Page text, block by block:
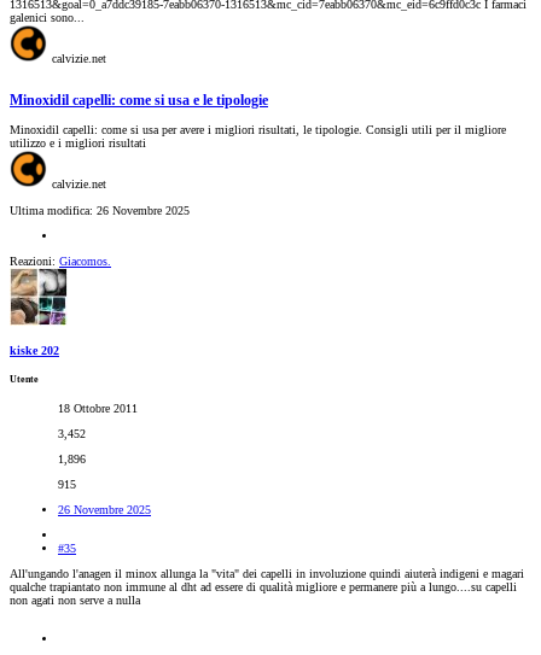
1316513&goal=0_a7ddc39185-7eabb06370-1316513&mc_cid=7eabb06370&mc_eid=6c9ffd0c3c I farmaci
galenici sono...
calvizie.net
Minoxidil capelli: come si usa e le tipologie
Minoxidil capelli: come si usa per avere i migliori risultati, le tipologie. Consigli utili per il migliore
utilizzo e i migliori risultati
calvizie.net
Ultima modifica: 26 Novembre 2025
Reazioni: Giacomos.
kiske 202
Utente
18 Ottobre 2011
3,452
1,896
915
26 Novembre 2025
#35
All'ungando l'anagen il minox allunga la "vita" dei capelli in involuzione quindi aiuterà indigeni e magari
qualche trapiantato non immune al dht ad essere di qualità migliore e permanere più a lungo....su capelli
non agati non serve a nulla